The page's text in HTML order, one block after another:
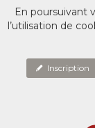
En poursuivant
l’utilisation de
Inscription